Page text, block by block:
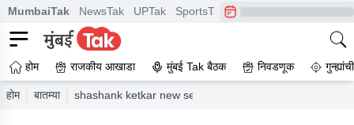
MumbaiTak NewsTak UPTak SportsTak CrimeTak
होम राजकीय आखाडा मुंबई Tak बैठक निवडणूक
होम बातम्या shashank ketkar new serial release soon in zee marathi